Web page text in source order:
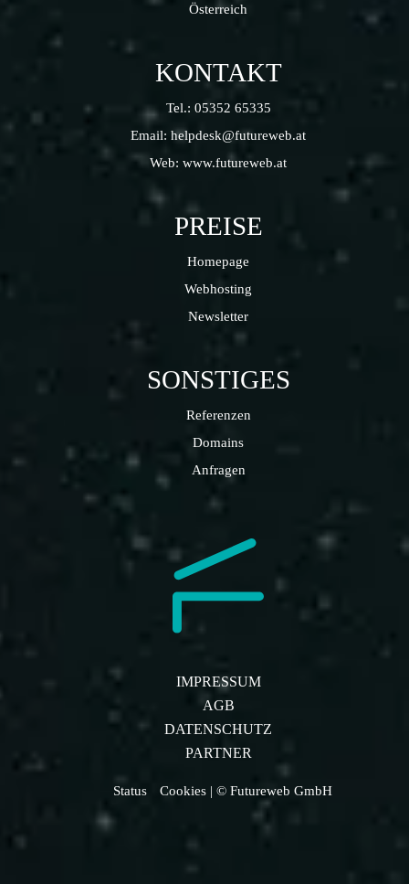
Österreich
KONTAKT
Tel.: 05352 65335
Email: helpdesk@futureweb.at
Web: www.futureweb.at
PREISE
Homepage
Webhosting
Newsletter
SONSTIGES
Referenzen
Domains
Anfragen
IMPRESSUM
AGB
DATENSCHUTZ
PARTNER
Status Cookies | © Futureweb GmbH